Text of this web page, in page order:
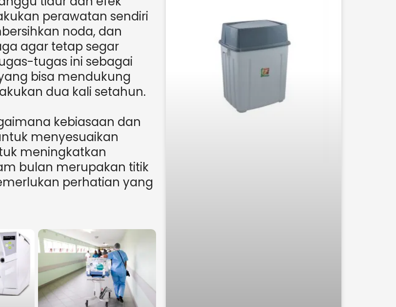
perawatan sendiri
noda, dan
agar tetap segar
tugas ini sebagai
bisa mendukung
dua kali setahun.
kebiasaan dan
menyesuaikan
meningkatkan
bulan merupakan titik
perhatian yang